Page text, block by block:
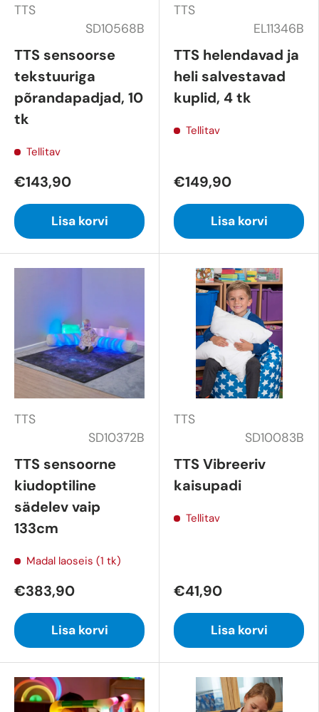
TTS
SD10568B
TTS sensoorse
tekstuuriga
põrandapadjad, 10
tk
Tellitav
€143,90
Lisa korvi
TTS
EL11346B
TTS helendavad ja
heli salvestavad
kuplid, 4 tk
Tellitav
€149,90
Lisa korvi
TTS
SD10372B
TTS sensoorne
kiudoptiline
sädelev vaip
133cm
Madal laoseis (1 tk)
€383,90
Lisa korvi
TTS
SD10083B
TTS Vibreeriv
kaisupadi
Tellitav
€41,90
Lisa korvi